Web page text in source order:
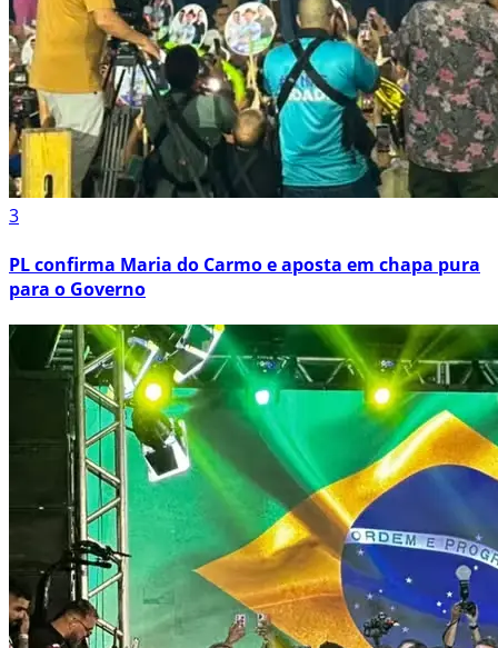
3
PL confirma Maria do Carmo e aposta em chapa pura
para o Governo